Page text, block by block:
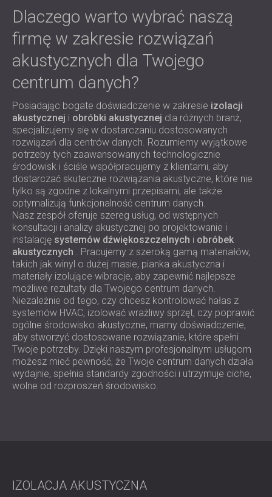
Dlaczego warto wybrać naszą
firmę w zakresie rozwiązań
akustycznych dla Twojego
centrum danych?
Posiadając bogate doświadczenie w zakresie izolacji
akustycznej i obróbki akustycznej dla różnych branż,
specjalizujemy się w dostarczaniu dostosowanych
rozwiązań dla centrów danych. Rozumiemy wyjątkowe
potrzeby tych zaawansowanych technologicznie
środowisk i ściśle współpracujemy z klientami, aby
dostarczać skuteczne rozwiązania akustyczne, które nie
tylko są zgodne z lokalnymi przepisami, ale także
optymalizują funkcjonalność centrum danych.
Nasz zespół oferuje szereg usług, od wstępnych
konsultacji i analizy akustycznej po projektowanie i
instalację systemów dźwiękoszczelnych i obróbek
akustycznych . Pracujemy z szeroką gamą materiałów,
takich jak winyl o dużej masie, pianka akustyczna i
materiały izolujące wibracje, aby zapewnić najlepsze
możliwe rezultaty dla Twojego centrum danych.
Niezależnie od tego, czy chcesz kontrolować hałas z
systemów HVAC, izolować wrażliwy sprzęt, czy poprawić
ogólne środowisko akustyczne, mamy doświadczenie,
aby stworzyć dostosowane rozwiązanie, które spełni
Twoje potrzeby. Dzięki naszym profesjonalnym usługom
możesz mieć pewność, że Twoje centrum danych działa
wydajnie, spełnia standardy zgodności i utrzymuje ciche,
wolne od rozproszeń środowisko.
IZOLACJA AKUSTYCZNA